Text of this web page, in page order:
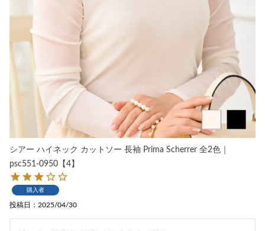
シアー ハイネック カットソー 長袖 Prima Scherrer 全2色｜
psc551-0950【4】
購入者
投稿日 2025/04/30